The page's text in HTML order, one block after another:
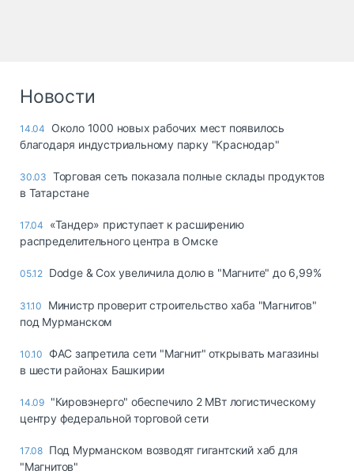
Новости
14.04
Около 1000 новых рабочих мест появилось
благодаря индустриальному парку "Краснодар"
30.03 Торговая сеть показала полные склады продуктов
в Татарстане
17.04
«Тандер» приступает к расширению
распределительного центра в Омске
05.12 Dodge & Cox увеличила долю в "Магните" до 6,99%
31.10
Министр проверит строительство хаба "Магнитов"
под Мурманском
10.10
ФАС запретила сети "Магнит" открывать магазины
в шести районах Башкирии
14.09 "Кировэнерго" обеспечило 2 МВт логистическому
центру федеральной торговой сети
17.08 Под Мурманском возводят гигантский хаб для
"Магнитов"